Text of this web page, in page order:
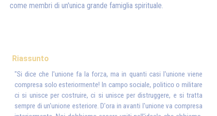
come membri di un'unica grande famiglia spirituale.
Riassunto
"Si dice che l'unione fa la forza, ma in quanti casi l'unione viene
compresa solo esteriormente! In campo sociale, politico o militare
ci si unisce per costruire, ci si unisce per distruggere, e si tratta
sempre di un'unione esteriore. D'ora in avanti l'unione va compresa